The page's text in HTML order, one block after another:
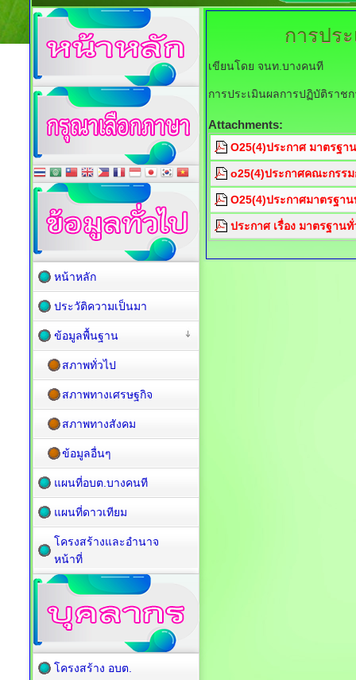
การปร
เขียนโดย จนท.บางคนที
การประเมินผลการปฏิบัติราช
Attachments:
O25(4)ประกาศ มาตรฐา
o25(4)ประกาศคณะกรร
O25(4)ประกาศมาตรฐา
ประกาศ เรื่อง มาตรฐาน
หน้าหลัก
ประวัติความเป็นมา
ข้อมูลพื้นฐาน
สภาพทั่วไป
สภาพทางเศรษฐกิจ
สภาพทางสังคม
ข้อมูลอื่นๆ
แผนที่อบต.บางคนที
แผนที่ดาวเทียม
โครงสร้างและอำนาจ
หน้าที่
โครงสร้าง อบต.